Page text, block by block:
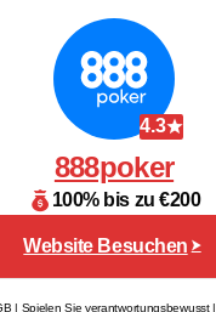
4.3
888poker
100% bis zu €200
Website Besuchen
| Spielen Sie verantwortungsbewusst |